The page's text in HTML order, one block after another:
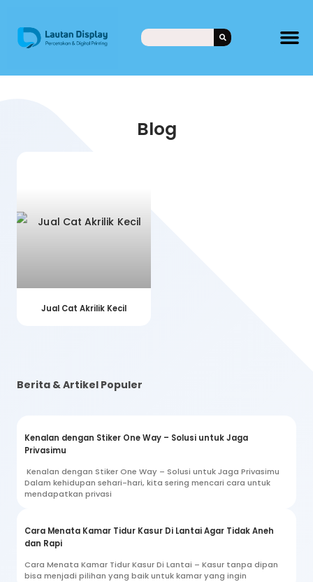
Blog
Jual Cat Akrilik Kecil
Berita & Artikel Populer
Kenalan dengan Stiker One Way – Solusi untuk Jaga
Privasimu
Kenalan dengan Stiker One Way – Solusi untuk Jaga Privasimu
Dalam kehidupan sehari-hari, kita sering mencari cara untuk
mendapatkan privasi
Cara Menata Kamar Tidur Kasur Di Lantai Agar Tidak Aneh
dan Rapi
Cara Menata Kamar Tidur Kasur Di Lantai – Kasur tanpa dipan
bisa menjadi pilihan yang baik untuk kamar yang ingin